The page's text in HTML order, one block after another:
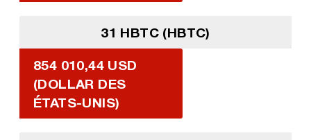
31 HBTC (HBTC)
854 010,44 USD
(DOLLAR DES
ÉTATS-UNIS)